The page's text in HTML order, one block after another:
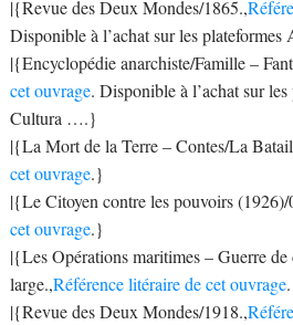
|{Revue des Deux Mondes/1865.,
Disponible à l’achat sur les
|{Encyclopédie anarchiste/Famille –
cet ouvrage. Disponible à l’achat sur
Cultura ….}
|{La Mort de la Terre – Contes/La
cet ouvrage.}
|{Le Citoyen contre les pouvoirs (1926)/
cet ouvrage.}
|{Les Opérations maritimes – Guerre de
large.,Référence litéraire de cet ouvrage
|{Revue des Deux Mondes/1918.,